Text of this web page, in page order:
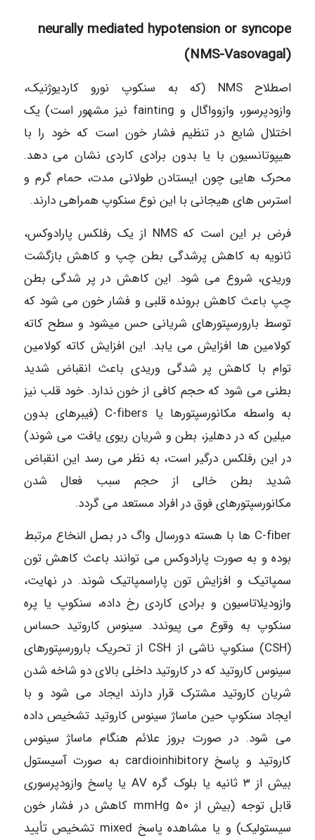
neurally mediated hypotension or syncope
(NMS-Vasovagal)
اصطلاح NMS (كه به سنکوپ نورو کاردیوژنیک،
وازودپرسور، وازوواگال و fainting نیز مشهور است) یک
اختلال شایع در تنظیم فشار خون است که خود را با
هیپوتانسیون با یا بدون برادی کاردی نشان می دهد.
محرک هایی چون ایستادن طولانی مدت، حمام گرم و
استرس های هیجانی با این نوع سنکوپ همراهی دارند.
فرض بر این است که NMS از یک رفلکس پارادوکس،
ثانویه به کاهش پرشدگی بطن چپ و کاهش بازگشت
وریدی، شروع می شود. این کاهش در پر شدگی بطن
چپ باعث کاهش برونده قلبی و فشار خون می شود که
توسط بارورسپتورهای شریانی حس میشود و سطح کاته
کولامین ها افزایش می یابد. این افزایش کاته کولامین
توام با کاهش پر شدگی وریدی باعث انقباض شدید
بطنی می شود که حجم کافی از خون ندارد. خود قلب نیز
به واسطه مکانورسپتورها یا C-fibers (فیبرهای بدون
میلین که در دهلیز، بطن و شریان ریوی یافت می شوند)
در این رفلکس درگیر است، به نظر می رسد این انقباض
شدید بطن خالی از حجم سبب فعال شدن
مکانورسپتورهای فوق در افراد مستعد می گردد.
C-fiber ها با هسته دورسال واگ در بصل النخاع مرتبط
بوده و به صورت پارادوکس می توانند باعث کاهش تون
سمپاتیک و افزایش تون پاراسمپاتیک شوند. در نهایت،
وازودیلاتاسیون و برادی کاردی رخ داده، سنکوپ یا پره
سنکوپ به وقوع می پیوندد. سینوس کاروتید حساس
(CSH) سنکوپ ناشی از CSH از تحریک بارورسپتورهای
سینوس کاروتید که در کاروتید داخلی بالای دو شاخه شدن
شریان کاروتید مشترک قرار دارند ایجاد می شود و با
ایجاد سنکوپ حین ماساژ سینوس کاروتید تشخیص داده
می شود. در صورت بروز علائم هنگام ماساژ سینوس
کاروتید و پاسخ cardioinhibitory به صورت آسیستول
بیش از ۳ ثانیه یا بلوک گره AV یا پاسخ وازودپرسوری
قابل توجه (بیش از mmHg ۵۰ کاهش در فشار خون
سیستولیک) و یا مشاهده پاسخ mixed تشخیص تأیید